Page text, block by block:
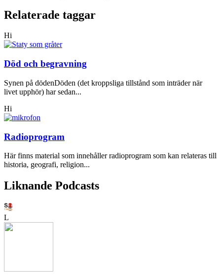
Relaterade taggar
Hi
Död och begravning
Synen på dödenDöden (det kroppsliga tillstånd som inträder när
livet upphör) har sedan...
Hi
Radioprogram
Här finns material som innehåller radioprogram som kan relateras till
historia, geografi, religion...
Liknande Podcasts
L